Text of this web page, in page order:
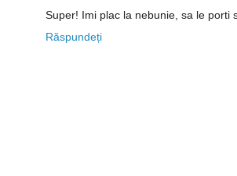
Super! Imi plac la nebunie, sa le porti
Răspundeți